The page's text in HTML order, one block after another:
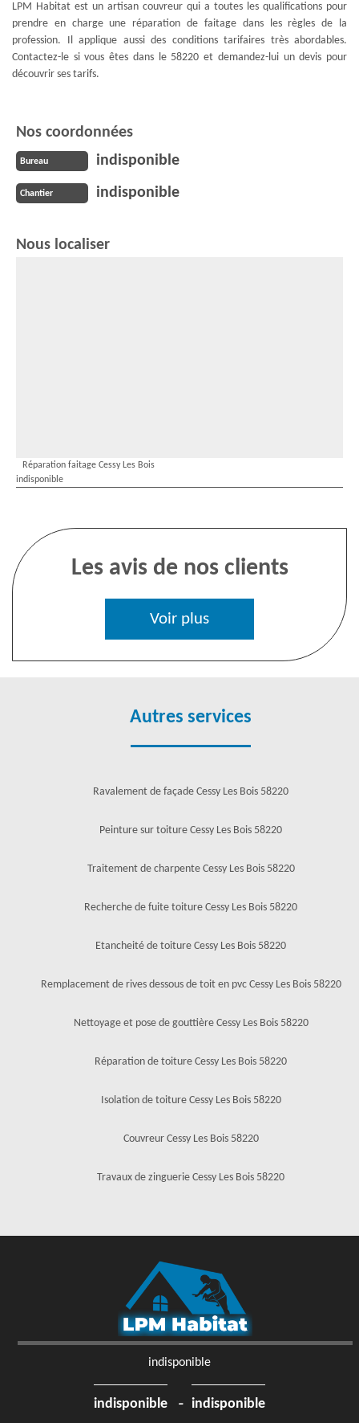
LPM Habitat est un artisan couvreur qui a toutes les qualifications pour
prendre en charge une réparation de faitage dans les règles de la
profession. Il applique aussi des conditions tarifaires très abordables.
Contactez-le si vous êtes dans le 58220 et demandez-lui un devis pour
découvrir ses tarifs.
Nos coordonnées
Bureau indisponible
Chantier indisponible
Nous localiser
Réparation faitage Cessy Les Bois
indisponible
Les avis de nos clients
Voir plus
Autres services
Ravalement de façade Cessy Les Bois 58220
Peinture sur toiture Cessy Les Bois 58220
Traitement de charpente Cessy Les Bois 58220
Recherche de fuite toiture Cessy Les Bois 58220
Etancheité de toiture Cessy Les Bois 58220
Remplacement de rives dessous de toit en pvc Cessy Les Bois 58220
Nettoyage et pose de gouttière Cessy Les Bois 58220
Réparation de toiture Cessy Les Bois 58220
Isolation de toiture Cessy Les Bois 58220
Couvreur Cessy Les Bois 58220
Travaux de zinguerie Cessy Les Bois 58220
indisponible
indisponible - indisponible